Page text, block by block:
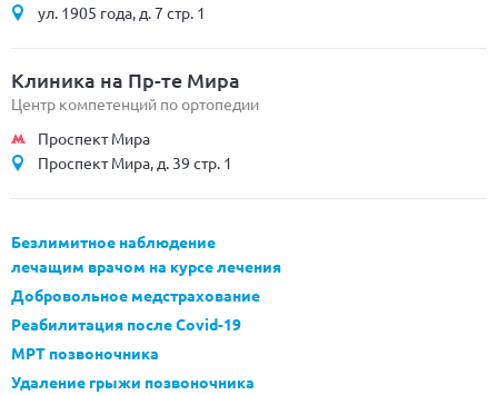
ул. 1905 года, д. 7 стр. 1
Клиника на Пр-те Мира
Центр компетенций по ортопедии
Проспект Мира
Проспект Мира, д. 39 стр. 1
Безлимитное наблюдение
лечащим врачом на курсе лечения
Добровольное медстрахование
Реабилитация после Covid-19
МРТ позвоночника
Удаление грыжи позвоночника